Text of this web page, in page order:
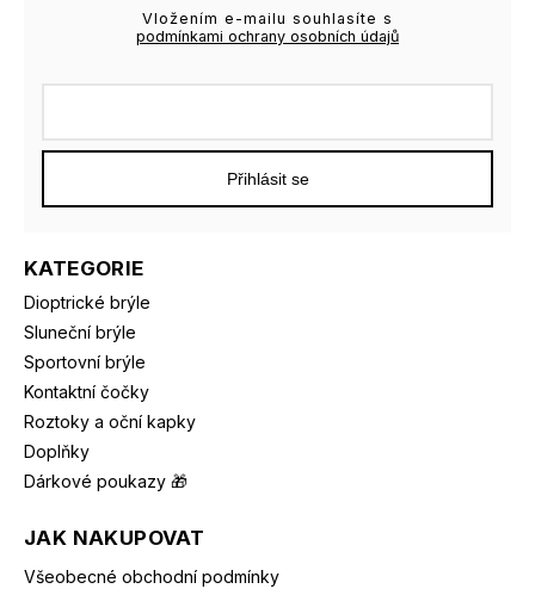
KATEGORIE
Dioptrické brýle
Sluneční brýle
Sportovní brýle
Kontaktní čočky
Roztoky a oční kapky
Doplňky
Dárkové poukazy 🎁
JAK NAKUPOVAT
Všeobecné obchodní podmínky
Vložením e-mailu souhlasíte s
podmínkami ochrany osobních údajů
Přihlásit se